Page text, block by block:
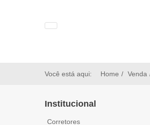
Você está aqui: Home Venda
Institucional
Corretores